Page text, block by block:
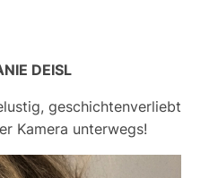
DEISL
geschichtenverliebt
Kamera unterwegs!